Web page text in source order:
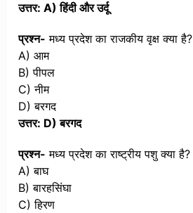
उत्तर: A) हिंदी और उर्दू
प्रश्न- मध्य प्रदेश का राजकीय वृक्ष क्या है?
A) आम
B) पीपल
C) नीम
D) बरगद
उत्तर: D) बरगद
प्रश्न- मध्य प्रदेश का राष्ट्रीय पशु क्या है?
A) बाघ
B) बारहसिंघा
C) हिरण